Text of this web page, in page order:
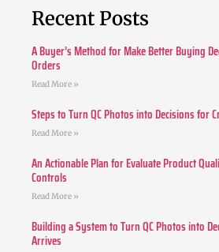
Recent Posts
A Buyer’s Method for Make Better Buying
Orders
Read More »
Steps to Turn QC Photos into Decisions for
Read More »
An Actionable Plan for Evaluate Product
Controls
Read More »
Building a System to Turn QC Photos into
Arrives